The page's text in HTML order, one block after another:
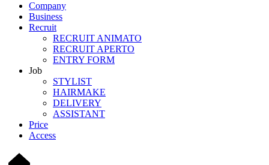
Company
Business
Recruit
RECRUIT ANIMATO
RECRUIT APERTO
ENTRY FORM
Job
STYLIST
HAIRMAKE
DELIVERY
ASSISTANT
Price
Access